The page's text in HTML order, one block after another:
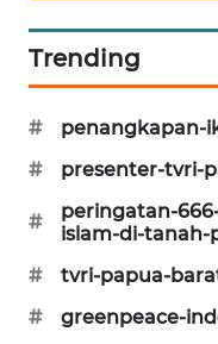
Trending
#
penangkapan-
#
presenter-tvri-
#
peringatan-
islam-di-tanah-
#
tvri-papua-
#
greenpeace-
SIDIKALANG
NEWS
SIBARAGAS
METRO
SIANTAR
NEWS
METRO